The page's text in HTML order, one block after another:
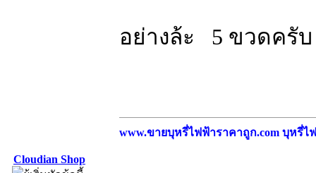
อย่างล้ะ 5 ขวดครับ
www.ขายบุหรี่ไฟฟ้าราคาถูก.com บุหรี่ไ
Cloudian Shop